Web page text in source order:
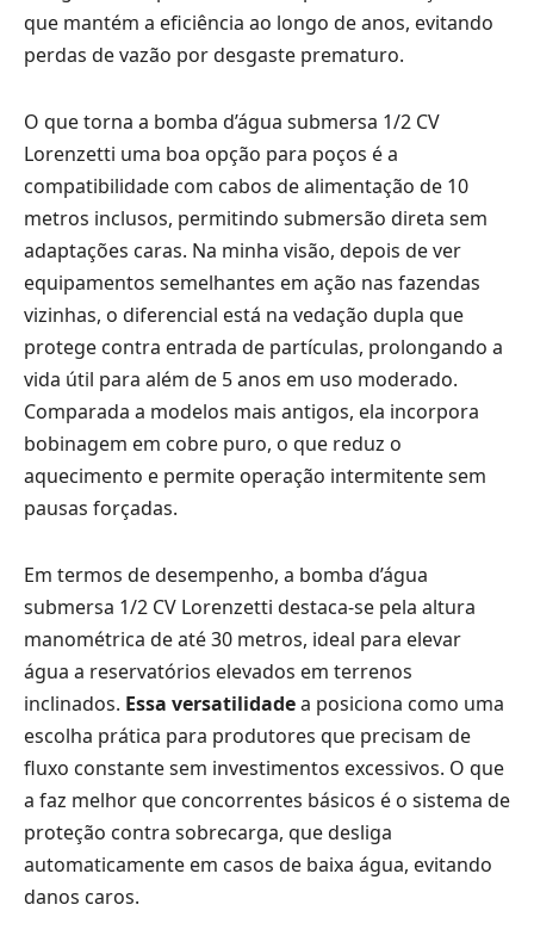
que mantém a eficiência ao longo de anos, evitando
perdas de vazão por desgaste prematuro.
O que torna a bomba d’água submersa 1/2 CV
Lorenzetti uma boa opção para poços é a
compatibilidade com cabos de alimentação de 10
metros inclusos, permitindo submersão direta sem
adaptações caras. Na minha visão, depois de ver
equipamentos semelhantes em ação nas fazendas
vizinhas, o diferencial está na vedação dupla que
protege contra entrada de partículas, prolongando a
vida útil para além de 5 anos em uso moderado.
Comparada a modelos mais antigos, ela incorpora
bobinagem em cobre puro, o que reduz o
aquecimento e permite operação intermitente sem
pausas forçadas.
Em termos de desempenho, a bomba d’água
submersa 1/2 CV Lorenzetti destaca-se pela altura
manométrica de até 30 metros, ideal para elevar
água a reservatórios elevados em terrenos
inclinados. Essa versatilidadea posiciona como uma
escolha prática para produtores que precisam de
fluxo constante sem investimentos excessivos. O que
a faz melhor que concorrentes básicos é o sistema de
proteção contra sobrecarga, que desliga
automaticamente em casos de baixa água, evitando
danos caros.